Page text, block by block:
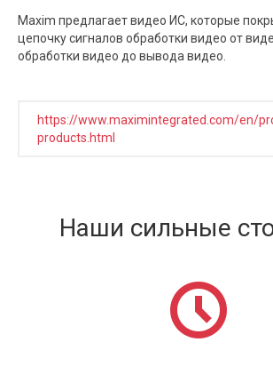
Maxim предлагает видео ИС, которые
цепочку сигналов обработки видео от
обработки видео до вывода видео.
https://www.maximintegrated.com/en/
products.html
Наши сильные